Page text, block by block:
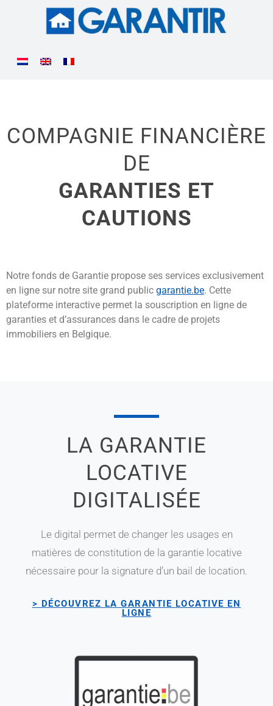
COMPAGNIE FINANCIÈRE
DE
GARANTIES ET
CAUTIONS
Notre fonds de Garantie propose ses services exclusivement
en ligne sur notre site grand public garantie.be. Cette
plateforme interactive permet la souscription en ligne de
garanties et d’assurances dans le cadre de projets
immobiliers en Belgique.
LA GARANTIE
LOCATIVE
DIGITALISÉE
Le digital permet de changer les usages en
matières de constitution de la garantie locative
nécessaire pour la signature d’un bail de location.
> DÉCOUVREZ LA GARANTIE LOCATIVE EN
LIGNE